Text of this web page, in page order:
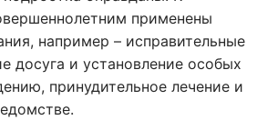
применены
например – исправительные
досуга и установление особых
принудительное лечение и